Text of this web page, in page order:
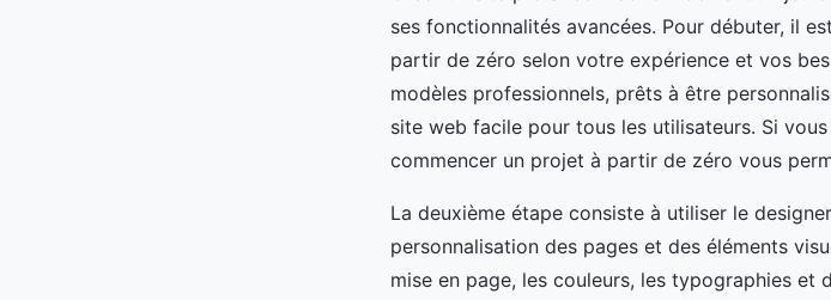
ses fonctionnalités avancées. Pour débuter, il
partir de zéro selon votre expérience et vos
modèles professionnels, prêts à être
site web facile pour tous les utilisateurs. Si
commencer un projet à partir de zéro vous
La deuxième étape consiste à utiliser le
personnalisation des pages et des éléments
mise en page, les couleurs, les typographies et